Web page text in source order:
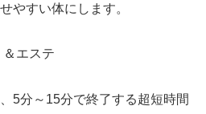
やすい体にします。
エステ
5分～15分で終了する超短時間